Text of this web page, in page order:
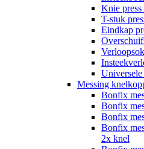
Knie
T-stuk
Eindkap
Messing
Bonfix
Bonfix
Bonfix
Bonfix
2x knel